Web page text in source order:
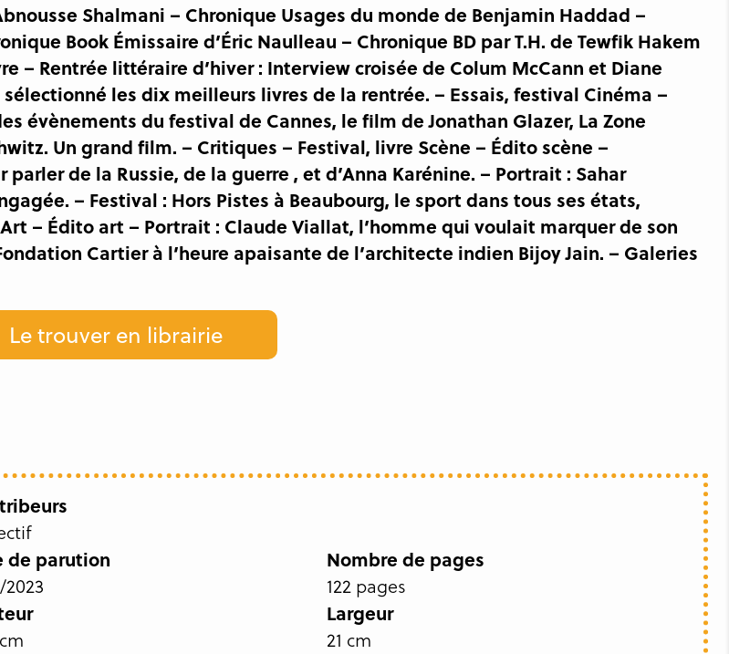
Shalmani – Chronique Usages du monde de Benjamin Haddad –
Book Émissaire d’Éric Naulleau – Chronique BD par T.H. de Tewfik Hakem
– Rentrée littéraire d’hiver : Interview croisée de Colum McCann et Diane
les dix meilleurs livres de la rentrée. – Essais, festival Cinéma –
évènements du festival de Cannes, le film de Jonathan Glazer, La Zone
Un grand film. – Critiques – Festival, livre Scène – Édito scène –
de la Russie, de la guerre , et d’Anna Karénine. – Portrait : Sahar
– Festival : Hors Pistes à Beaubourg, le sport dans tous ses états,
– Édito art – Portrait : Claude Viallat, l’homme qui voulait marquer de son
Cartier à l’heure apaisante de l’architecte indien Bijoy Jain. – Galeries
Le trouver en librairie
de parution Nombre de pages
122 pages
Largeur
21 cm